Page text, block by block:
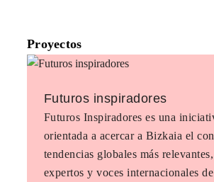
Proyectos
Futuros inspiradores
Futuros Inspiradores es una
orientada a acercar a Bizkaia el
tendencias globales más
expertos y voces internacionales